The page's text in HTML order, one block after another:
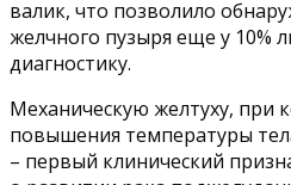
валик, что позволило
желчного пузыря еще у 10%
диагностику.
Механическую желтуху, при
повышения температуры
– первый клинический